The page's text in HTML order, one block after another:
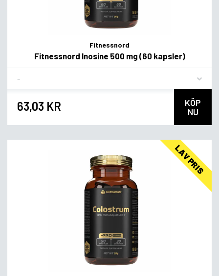
Fitnessnord
Fitnessnord Inosine 500 mg (60 kapsler)
63,03 KR
KÖP
NU
LAV PRIS